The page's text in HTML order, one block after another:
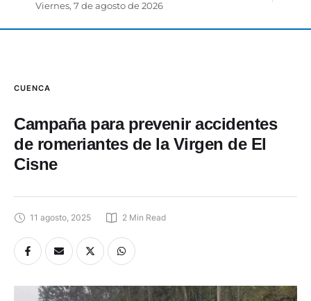
Viernes, 7 de agosto de 2026
CUENCA
Campaña para prevenir accidentes
de romeriantes de la Virgen de El
Cisne
11 agosto, 2025 2 Min Read